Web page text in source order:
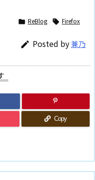
 ReBlog  Firefox
 Posted by兼乃
Copy